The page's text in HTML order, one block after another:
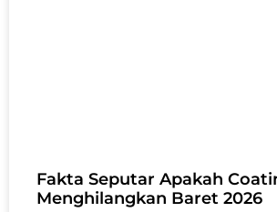
Fakta Seputar Apakah
Menghilangkan Baret 2026